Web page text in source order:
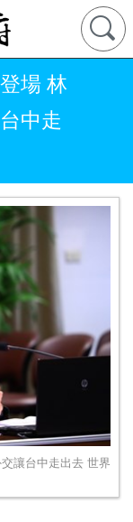
場 林
中走
讓台中走出去 世界